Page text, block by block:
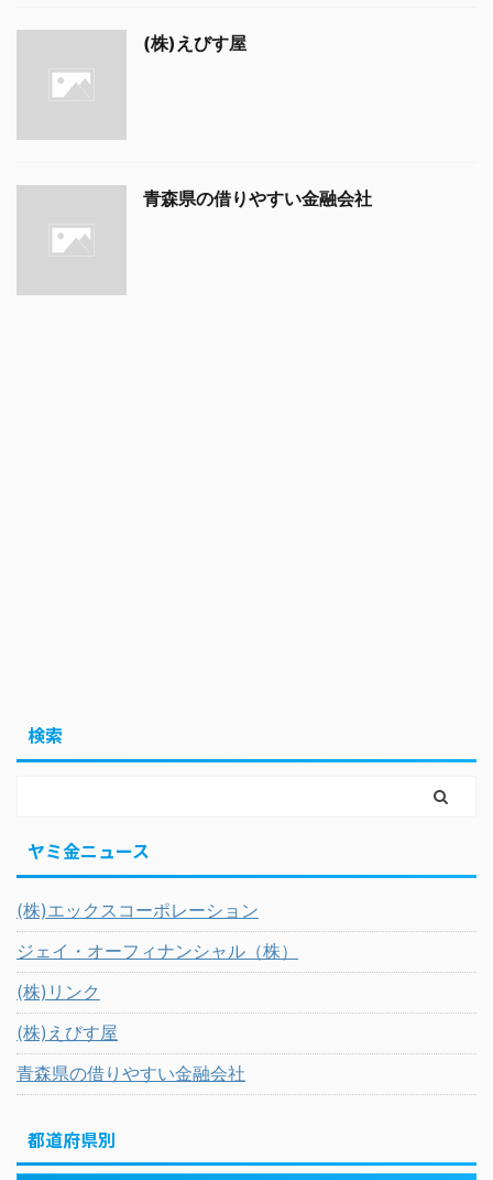
(株)えびす屋
青森県の借りやすい金融会社
検索
ヤミ金ニュース
(株)エックスコーポレーション
ジェイ・オーフィナンシャル（株）
(株)リンク
(株)えびす屋
青森県の借りやすい金融会社
都道府県別